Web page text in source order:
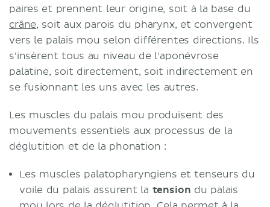
paires et prennent leur origine, soit à la base du
crâne, soit aux parois du pharynx, et convergent
vers le palais mou selon différentes directions. Ils
s'insèrent tous au niveau de l'aponévrose
palatine, soit directement, soit indirectement en
se fusionnant les uns avec les autres.
Les muscles du palais mou produisent des
mouvements essentiels aux processus de la
déglutition et de la phonation :
Les muscles palatopharyngiens et tenseurs du
voile du palais assurent la tension du palais